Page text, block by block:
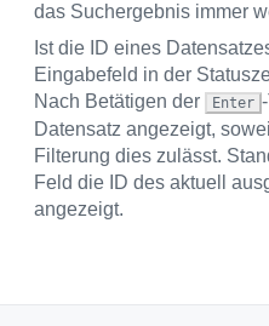
das Suchergebnis immer
Ist die ID eines
Eingabefeld in der
Nach Betätigen der
Enter
Datensatz angezeigt,
Filterung dies zulässt.
Feld die ID des aktuell
angezeigt.